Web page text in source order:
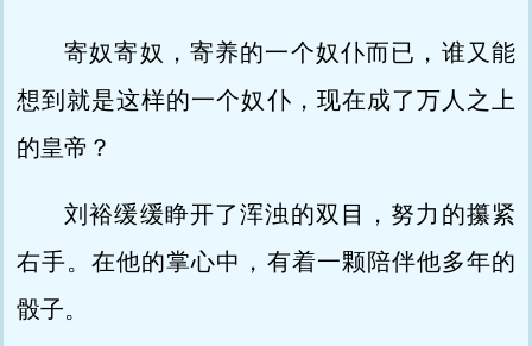
寄奴寄奴，寄养的一个奴仆而已，谁又能
想到就是这样的一个奴仆，现在成了万人之上
的皇帝？
刘裕缓缓睁开了浑浊的双目，努力的攥紧
右手。在他的掌心中，有着一颗陪伴他多年的
骰子。